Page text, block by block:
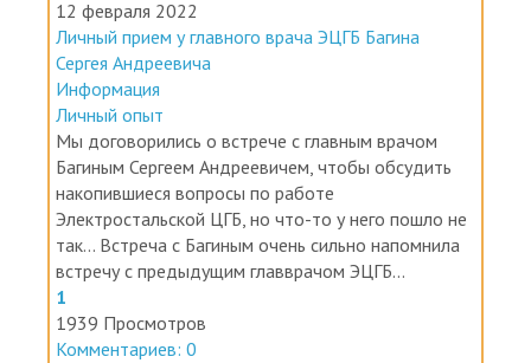
Личный прием у главного врача ЭЦГБ Багина
Сергея Андреевича
Информация
Личный опыт
Мы договорились о встрече с главным врачом
Багиным Сергеем Андреевичем, чтобы обсудить
накопившиеся вопросы по работе
Электростальской ЦГБ, но что-то у него пошло не
так... Встреча с Багиным очень сильно напомнила
встречу с предыдущим главврачом ЭЦГБ...
1
1939 Просмотров
Комментариев: 0
Подробнее